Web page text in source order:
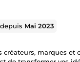
Mai 2023
créateurs, marques